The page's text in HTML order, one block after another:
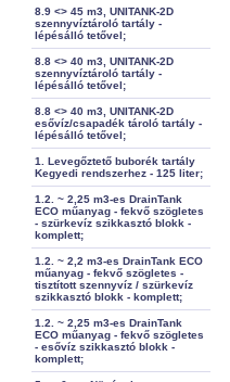
8.9 <> 45 m3, UNITANK-2D
szennyvíztároló tartály -
lépésálló tetővel;
8.8 <> 40 m3, UNITANK-2D
szennyvíztároló tartály -
lépésálló tetővel;
8.8 <> 40 m3, UNITANK-2D
esővíz/csapadék tároló tartály -
lépésálló tetővel;
1. Levegőztető buborék tartály
Kegyedi rendszerhez - 125 liter;
1.2. ~ 2,25 m3-es DrainTank
ECO műanyag - fekvő szögletes
- szürkevíz szikkasztó blokk -
komplett;
1.2. ~ 2,2 m3-es DrainTank ECO
műanyag - fekvő szögletes -
tisztított szennyvíz / szürkevíz
szikkasztó blokk - komplett;
1.2. ~ 2,25 m3-es DrainTank
ECO műanyag - fekvő szögletes
- esővíz szikkasztó blokk -
komplett;